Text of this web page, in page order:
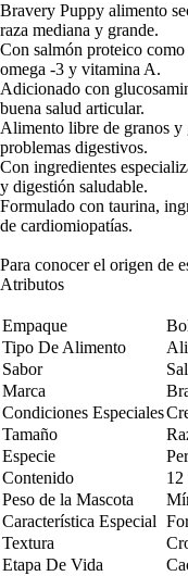
Bravery Puppy alimento
raza mediana y grande.
Con salmón proteico
omega -3 y vitamina A.
Adicionado con
buena salud articular.
Alimento libre de granos y
problemas digestivos.
Con ingredientes
y digestión saludable.
Formulado con taurina,
de cardiomiopatías.
Para conocer el origen de
Atributos
Empaque
Tipo De Alimento
Sabor
Marca
Condiciones Especiales
Tamaño
Especie
Contenido
12
Peso de la Mascota
Característica Especial
Textura
Etapa De Vida